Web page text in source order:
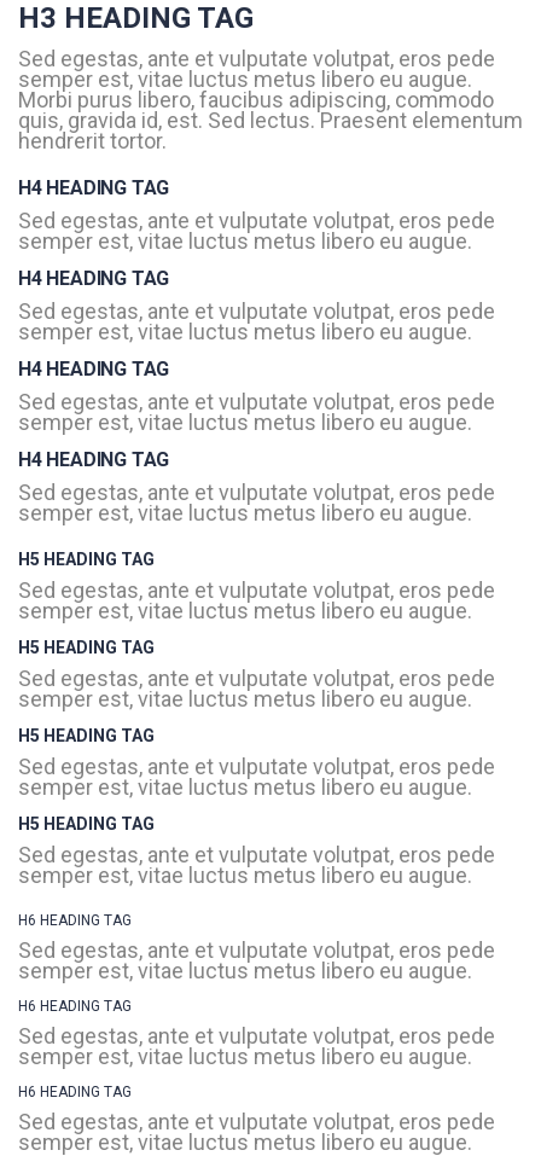
H3 HEADING TAG
Sed egestas, ante et vulputate volutpat, eros pede
semper est, vitae luctus metus libero eu augue.
Morbi purus libero, faucibus adipiscing, commodo
quis, gravida id, est. Sed lectus. Praesent elementum
hendrerit tortor.
H4 HEADING TAG
Sed egestas, ante et vulputate volutpat, eros pede
semper est, vitae luctus metus libero eu augue.
H4 HEADING TAG
Sed egestas, ante et vulputate volutpat, eros pede
semper est, vitae luctus metus libero eu augue.
H4 HEADING TAG
Sed egestas, ante et vulputate volutpat, eros pede
semper est, vitae luctus metus libero eu augue.
H4 HEADING TAG
Sed egestas, ante et vulputate volutpat, eros pede
semper est, vitae luctus metus libero eu augue.
H5 HEADING TAG
Sed egestas, ante et vulputate volutpat, eros pede
semper est, vitae luctus metus libero eu augue.
H5 HEADING TAG
Sed egestas, ante et vulputate volutpat, eros pede
semper est, vitae luctus metus libero eu augue.
H5 HEADING TAG
Sed egestas, ante et vulputate volutpat, eros pede
semper est, vitae luctus metus libero eu augue.
H5 HEADING TAG
Sed egestas, ante et vulputate volutpat, eros pede
semper est, vitae luctus metus libero eu augue.
H6 HEADING TAG
Sed egestas, ante et vulputate volutpat, eros pede
semper est, vitae luctus metus libero eu augue.
H6 HEADING TAG
Sed egestas, ante et vulputate volutpat, eros pede
semper est, vitae luctus metus libero eu augue.
H6 HEADING TAG
Sed egestas, ante et vulputate volutpat, eros pede
semper est, vitae luctus metus libero eu augue.